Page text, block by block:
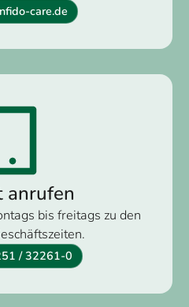
care.de
anrufen
bis freitags zu den
/ 32261-0